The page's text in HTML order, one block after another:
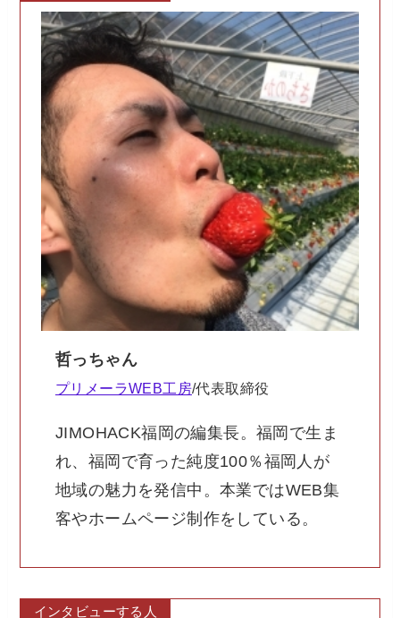
哲っちゃん
プリメーラWEB工房/代表取締役
JIMOHACK福岡の編集長。福岡で生ま
れ、福岡で育った純度100％福岡人が
地域の魅力を発信中。本業ではWEB集
客やホームページ制作をしている。
インタビューする人